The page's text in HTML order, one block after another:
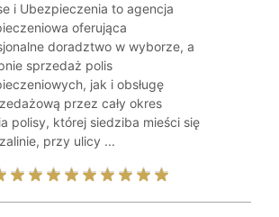
i Ubezpieczenia to agencja
oferująca
doradztwo w wyborze, a
sprzedaż polis
jak i obsługę
przez cały okres
polisy, której siedziba mieści się
przy ulicy ...